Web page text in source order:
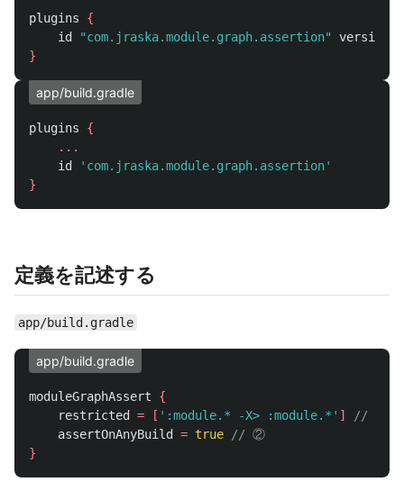
plugins
{
id
"com.jraska.module.graph.assertion" version
}
app/build.gradle
plugins
{
...
id
'com.jraska.module.graph.assertion'
}
定義を記述する
app/build.gradle
app/build.gradle
moduleGraphAssert
{
restricted
= [ ':module.* -X> :module.*' ]
// ①
assertOnAnyBuild
= true
// ②
}